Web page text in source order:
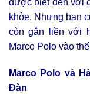
khỏe. Nhưng bạn
còn gắn liền với
Marco Polo vào
Marco Polo và
Đàn